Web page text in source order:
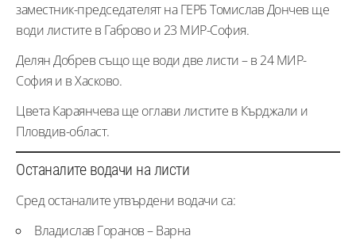
заместник-председателят на ГЕРБ Томислав Дончев ще
води листите в Габрово и 23 МИР-София.
Делян Добрев също ще води две листи – в 24 МИР-
София и в Хасково.
Цвета Караянчева ще оглави листите в Кърджали и
Пловдив-област.
Останалите водачи на листи
Сред останалите утвърдени водачи са:
Владислав Горанов – Варна